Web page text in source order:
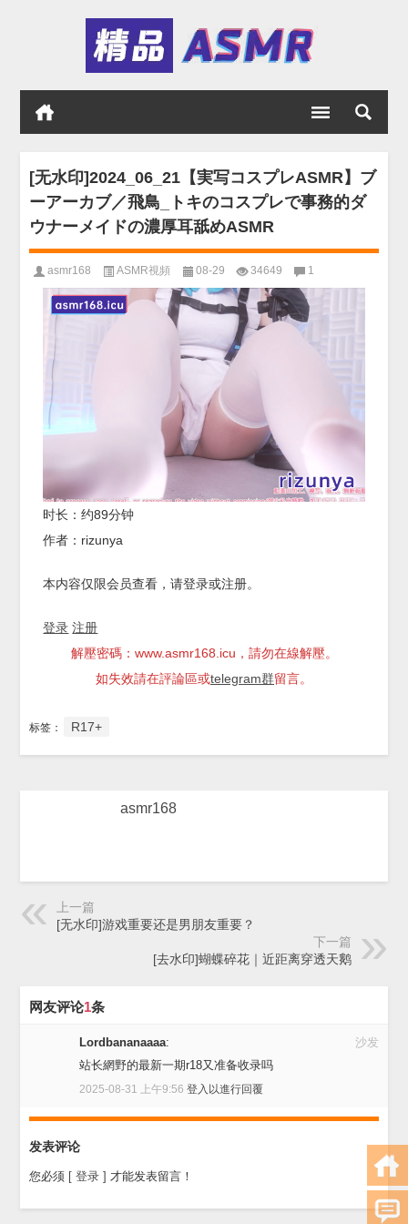
[无水印]2024_06_21【実写コスプレASMR】ブ
ーアーカブ／飛鳥_トキのコスプレで事務的ダ
ウナーメイドの濃厚耳舐めASMR
asmr168 ASMR視頻 08-29 34649 1
时长：约89分钟
作者：rizunya
本内容仅限会员查看，请登录或注册。
登录 注册
解壓密碼：www.asmr168.icu，請勿在線解壓。
如失效請在評論區或telegram群留言。
标签： R17+
asmr168
上一篇
[无水印]游戏重要还是男朋友重要？
下一篇
[去水印]蝴蝶碎花｜近距离穿透天鹅
网友评论1条
沙发
Lordbananaaaa:
站长網野的最新一期r18又准备收录吗
2025-08-31 上午9:56登入以進行回覆
发表评论
您必须 [ 登录 ] 才能发表留言！